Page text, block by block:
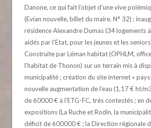
Danone, ce qui fait l’objet d’une vive
(Evian nouvelle, billet du maire, N° 32) ;
résidence Alexandre Dumas (34 logements
aidés par l’Etat, pour les jeunes et les
Construite par Léman habitat (OPHLM,
l’habitat de Thonon) sur un terrain mis à
municipalité ; création du site internet «
nouvelle augmentation de l’eau (1,17 € ht/
de 60000 € à l’ETG-FC, très contestés ; en
expositions (La Ruche et Rodin, la
déficit de 600000 € ; la Direction régionale